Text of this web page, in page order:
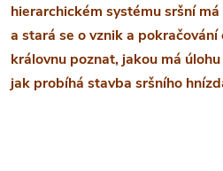
hierarchickém systému sršní
a stará se o vznik a pokračování
královnu poznat, jakou má
jak probíhá stavba sršního